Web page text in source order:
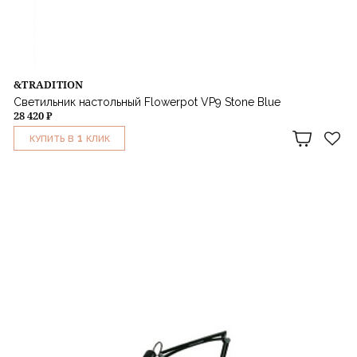
&TRADITION
Светильник настольный Flowerpot VP9 Stone Blue
28 420 ₽
КУПИТЬ В 1 КЛИК